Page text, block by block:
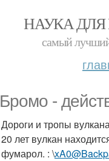
НАУКА
самый
Бромо -
Дороги и тропы
20 лет вулкан
фумарол. : \